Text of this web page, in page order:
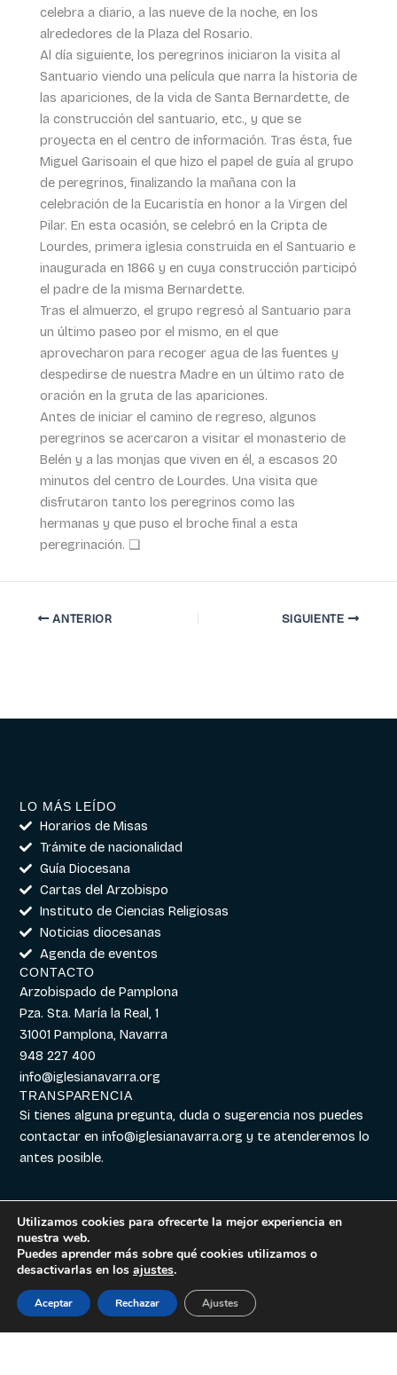
celebra a diario, a las nueve de la noche, en los
alrededores de la Plaza del Rosario.
Al día siguiente, los peregrinos iniciaron la visita al
Santuario viendo una película que narra la historia de
las apariciones, de la vida de Santa Bernardette, de
la construcción del santuario, etc., y que se
proyecta en el centro de información. Tras ésta, fue
Miguel Garisoain el que hizo el papel de guía al grupo
de peregrinos, finalizando la mañana con la
celebración de la Eucaristía en honor a la Virgen del
Pilar. En esta ocasión, se celebró en la Cripta de
Lourdes, primera iglesia construida en el Santuario e
inaugurada en 1866 y en cuya construcción participó
el padre de la misma Bernardette.
Tras el almuerzo, el grupo regresó al Santuario para
un último paseo por el mismo, en el que
aprovecharon para recoger agua de las fuentes y
despedirse de nuestra Madre en un último rato de
oración en la gruta de las apariciones.
Antes de iniciar el camino de regreso, algunos
peregrinos se acercaron a visitar el monasterio de
Belén y a las monjas que viven en él, a escasos 20
minutos del centro de Lourdes. Una visita que
disfrutaron tanto los peregrinos como las
hermanas y que puso el broche final a esta
peregrinación. ❏
ANTERIOR SIGUIENTE
LO MÁS LEÍDO
Horarios de Misas
Trámite de nacionalidad
Guía Diocesana
Cartas del Arzobispo
Instituto de Ciencias Religiosas
Noticias diocesanas
Agenda de eventos
CONTACTO
Arzobispado de Pamplona
Pza. Sta. María la Real, 1
31001 Pamplona, Navarra
948 227 400
info@iglesianavarra.org
TRANSPARENCIA
Si tienes alguna pregunta, duda o sugerencia nos puedes
contactar eninfo@iglesianavarra.org y te atenderemos lo
antes posible.
Aviso legal|
Cookies|Política de
Utilizamos cookies para ofrecerte la mejor experiencia en
nuestra web.
Puedes aprender más sobre qué cookies utilizamos o
desactivarlas en los ajustes.
Aceptar Rechazar Ajustes